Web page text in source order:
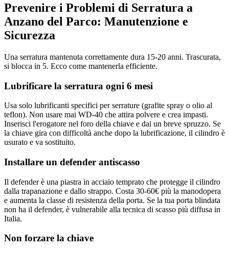
Prevenire i Problemi di Serratura a
Anzano del Parco: Manutenzione e
Sicurezza
Una serratura mantenuta correttamente dura 15-20 anni. Trascurata,
si blocca in 5. Ecco come mantenerla efficiente.
Lubrificare la serratura ogni 6 mesi
Usa solo lubrificanti specifici per serrature (grafite spray o olio al
teflon). Non usare mai WD-40 che attira polvere e crea impasti.
Inserisci l'erogatore nel foro della chiave e dai un breve spruzzo. Se
la chiave gira con difficoltà anche dopo la lubrificazione, il cilindro è
usurato e va sostituito.
Installare un defender antiscasso
Il defender è una piastra in acciaio temprato che protegge il cilindro
dalla trapanazione e dallo strappo. Costa 30-60€ più la manodopera
e aumenta la classe di resistenza della porta. Se la tua porta blindata
non ha il defender, è vulnerabile alla tecnica di scasso più diffusa in
Italia.
Non forzare la chiave